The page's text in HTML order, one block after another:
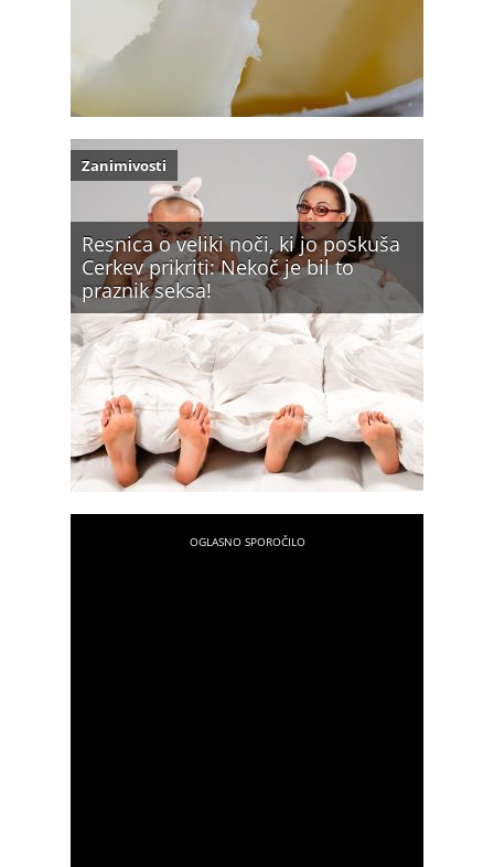
Resnica o veliki noči, ki jo poskuša
Cerkev prikriti: Nekoč je bil to
praznik seksa!
Zanimivosti